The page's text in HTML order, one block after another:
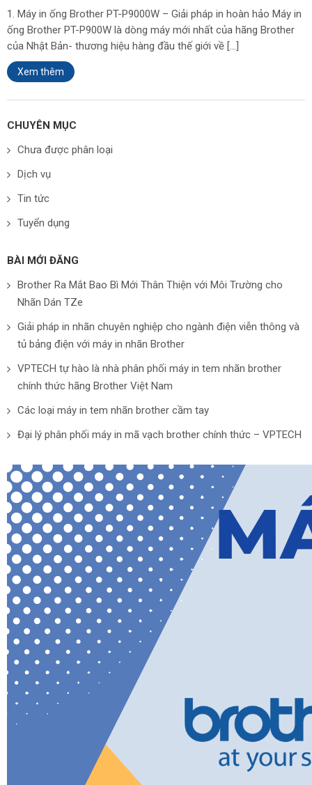
1. Máy in ống Brother PT-P9000W – Giải pháp in hoàn hảo Máy in
ống Brother PT-P900W là dòng máy mới nhất của hãng Brother
của Nhật Bản- thương hiệu hàng đầu thế giới về […]
Xem thêm
CHUYÊN MỤC
Chưa được phân loại
Dịch vụ
Tin tức
Tuyển dụng
BÀI MỚI ĐĂNG
Brother Ra Mắt Bao Bì Mới Thân Thiện với Môi Trường cho
Nhãn Dán TZe
Giải pháp in nhãn chuyên nghiệp cho ngành điện viễn thông và
tủ bảng điện với máy in nhãn Brother
VPTECH tự hào là nhà phân phối máy in tem nhãn brother
chính thức hãng Brother Việt Nam
Các loại máy in tem nhãn brother cầm tay
Đại lý phân phối máy in mã vạch brother chính thức – VPTECH